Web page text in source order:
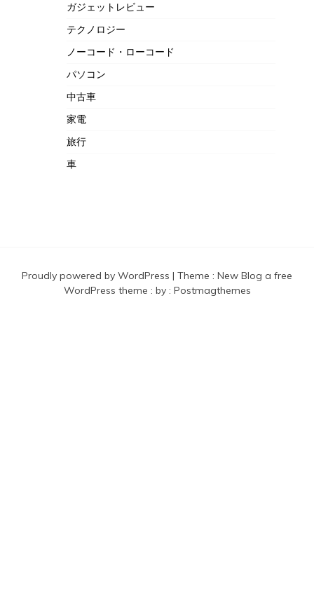
ガジェットレビュー
テクノロジー
ノーコード・ローコード
パソコン
中古車
家電
旅行
車
Proudly powered by WordPress | Theme : New Blog a free
WordPress theme : by : Postmagthemes